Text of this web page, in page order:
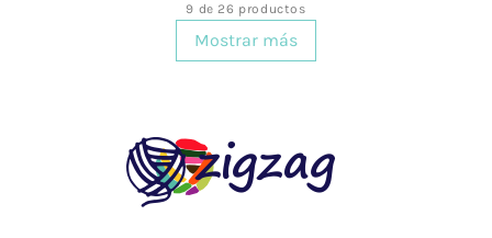
9 de 26 productos
Mostrar más